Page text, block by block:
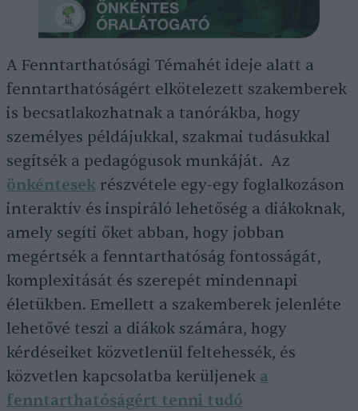
A Fenntarthatósági Témahét ideje alatt a
fenntarthatóságért elkötelezett szakemberek
is becsatlakozhatnak a tanórákba, hogy
személyes példájukkal, szakmai tudásukkal
segítsék a pedagógusok munkáját. Az
önkéntesek részvétele egy-egy foglalkozáson
interaktív és inspiráló lehetőség a diákoknak,
amely segíti őket abban, hogy jobban
megértsék a fenntarthatóság fontosságát,
komplexitását és szerepét mindennapi
életükben. Emellett a szakemberek jelenléte
lehetővé teszi a diákok számára, hogy
kérdéseiket közvetlenül feltehessék, és
közvetlen kapcsolatba kerüljenek a
fenntarthatóságért tenni tudó